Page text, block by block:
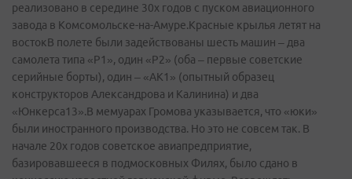
реализовано в середине 30х годов с пуском авиационного
завода в Комсомольске­-на-Амуре.Красные крылья летят на
востокВ полете были задействованы шесть машин – два
самолета типа «Р1», один «Р2» (оба – первые советские
серийные борты), один – «АК1» (опытный образец
конструкторов Александрова и Калинина) и два
«Юнкерса13».В мемуарах Громова указывается, что «юки»
были иностранного производства. Но это не совсем так. В
начале 20х годов советское авиапредприятие,
базировавшееся в подмосковных Филях, было сдано в